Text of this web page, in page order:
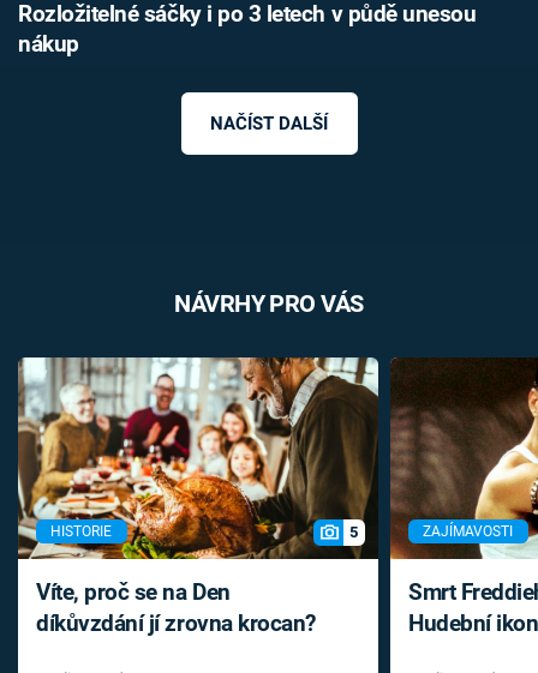
Rozložitelné sáčky i po 3 letech v půdě unesou
nákup
NAČÍST DALŠÍ
NÁVRHY PRO VÁS
HISTORIE 5
Víte, proč se na Den
díkůvzdání jí zrovna krocan?
ZAJÍMAVOSTI
Smrt
Hudební